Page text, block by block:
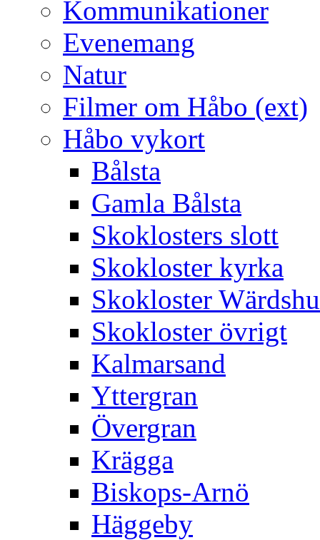
Kommunikationer
Evenemang
Natur
Filmer om Håbo (ext)
Håbo vykort
Bålsta
Gamla Bålsta
Skoklosters slott
Skokloster kyrka
Skokloster
Skokloster övrigt
Kalmarsand
Yttergran
Övergran
Krägga
Biskops-Arnö
Häggeby